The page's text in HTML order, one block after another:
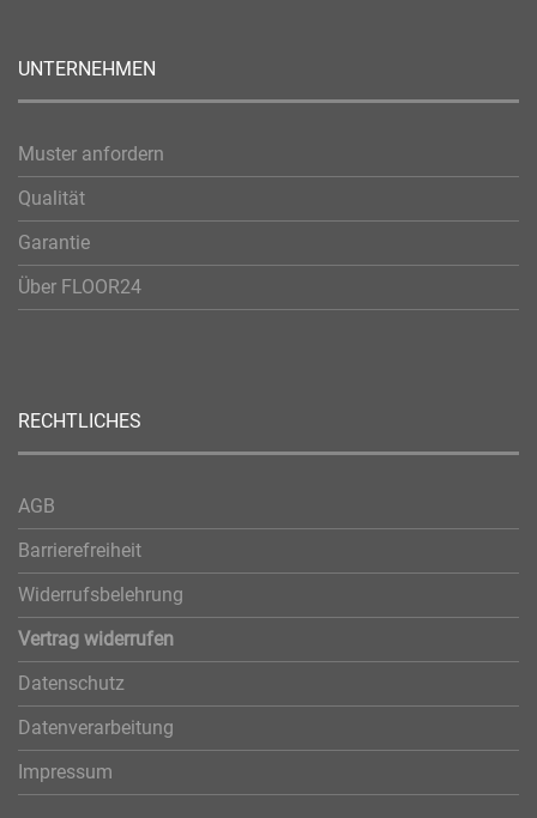
UNTERNEHMEN
Muster anfordern
Qualität
Garantie
Über FLOOR24
RECHTLICHES
AGB
Barrierefreiheit
Widerrufsbelehrung
Vertrag widerrufen
Datenschutz
Datenverarbeitung
Impressum